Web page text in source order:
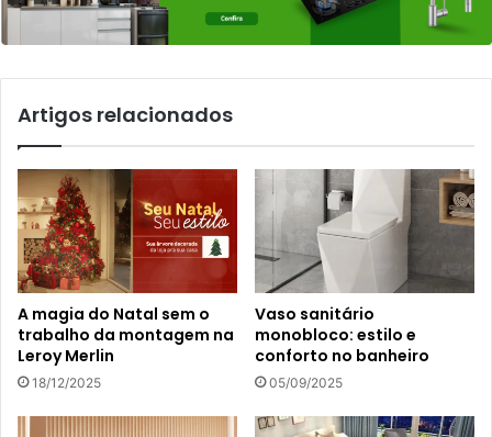
Artigos relacionados
A magia do Natal sem o
trabalho da montagem na
Leroy Merlin
18/12/2025
Vaso sanitário
monobloco: estilo e
conforto no banheiro
05/09/2025